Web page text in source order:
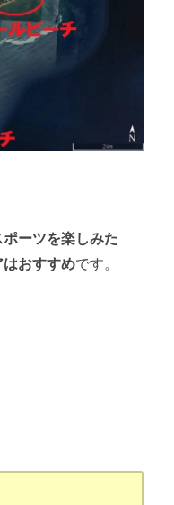
ーツを楽しみた
おすすめです。